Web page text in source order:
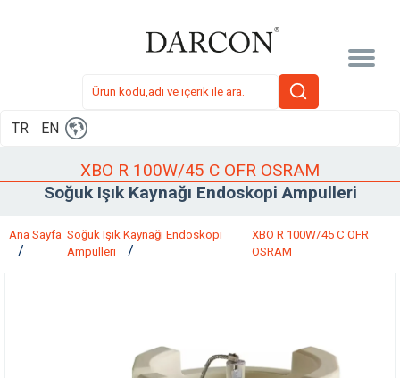
TR EN
XBO R 100W/45 C OFR OSRAM
Soğuk Işık Kaynağı Endoskopi Ampulleri
Ana Sayfa Soğuk Işık Kaynağı Endoskopi
Ampulleri
XBO R 100W/45 C OFR
OSRAM